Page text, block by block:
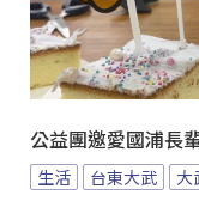
公益團邀愛國浦長
生活 台東大武 大